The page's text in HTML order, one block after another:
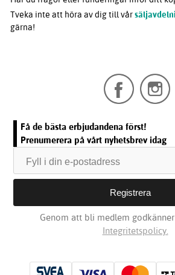
Tveka inte att höra av dig till vår
gärna!
Få de bästa erbjudandena först!
Prenumerera på vårt nyhetsbrev idag
Genom att bli medlem
Integritetspolicy.